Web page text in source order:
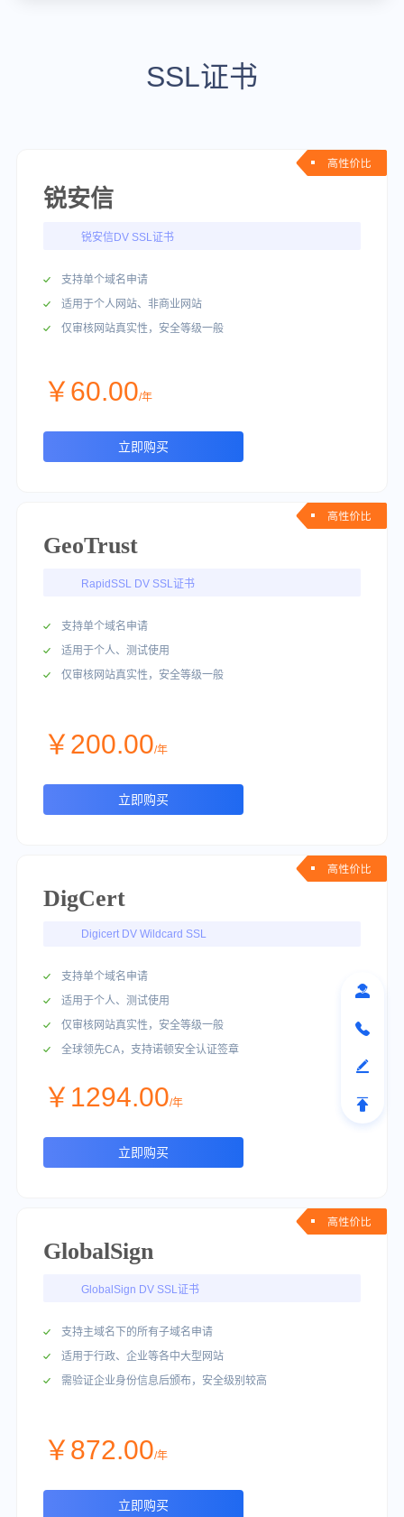
SSL证书
锐安信
锐安信DV SSL证书
支持单个域名申请
适用于个人网站、非商业网站
仅审核网站真实性，安全等级一般
￥60.00/年
立即购买
GeoTrust
RapidSSL DV SSL证书
支持单个域名申请
适用于个人、测试使用
仅审核网站真实性，安全等级一般
￥200.00/年
立即购买
DigCert
Digicert DV Wildcard SSL
支持单个域名申请
适用于个人、测试使用
仅审核网站真实性，安全等级一般
全球领先CA，支持诺顿安全认证签章
￥1294.00/年
立即购买
GlobalSign
GlobalSign DV SSL证书
支持主域名下的所有子域名申请
适用于行政、企业等各中大型网站
需验证企业身份信息后颁布，安全级别较高
￥872.00/年
立即购买